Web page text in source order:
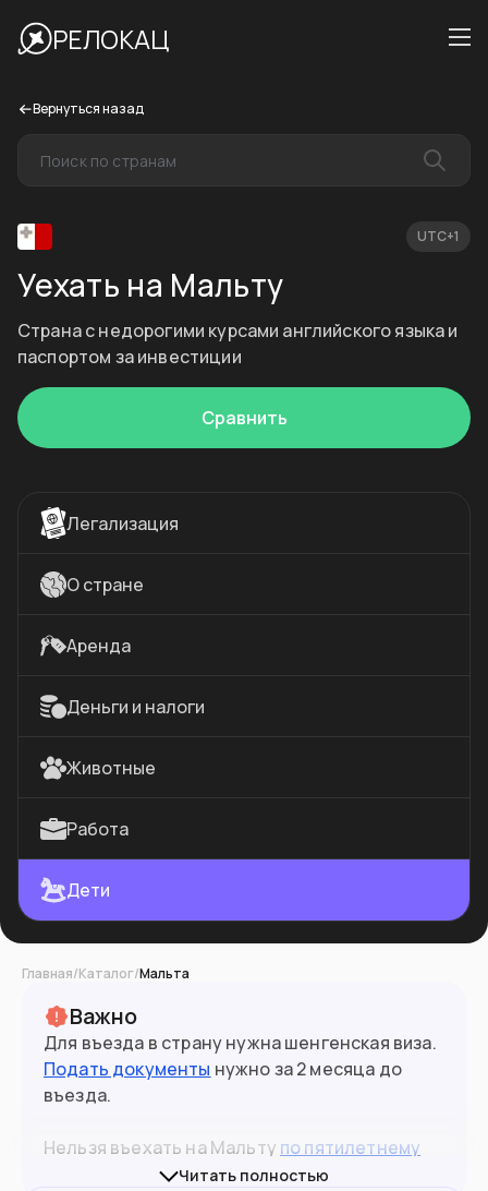
РЕЛОКАЦ
Вернуться назад
UTC+1
Уехать на Мальту
Страна с недорогими курсами английского языка и
паспортом за инвестиции
Сравнить
Легализация
О стране
Аренда
Деньги и налоги
Животные
Работа
Дети
Главная/Каталог/Мальта
Важно
Для въезда в страну нужна шенгенская виза.
Подать документы нужно за 2 месяца до
въезда.
Нельзя въехать на Мальту по пятилетнему
518тыс
Читать полностью